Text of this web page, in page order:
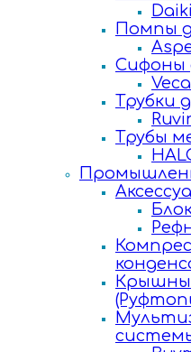
Помпы
Сифоны
Трубки
Трубы